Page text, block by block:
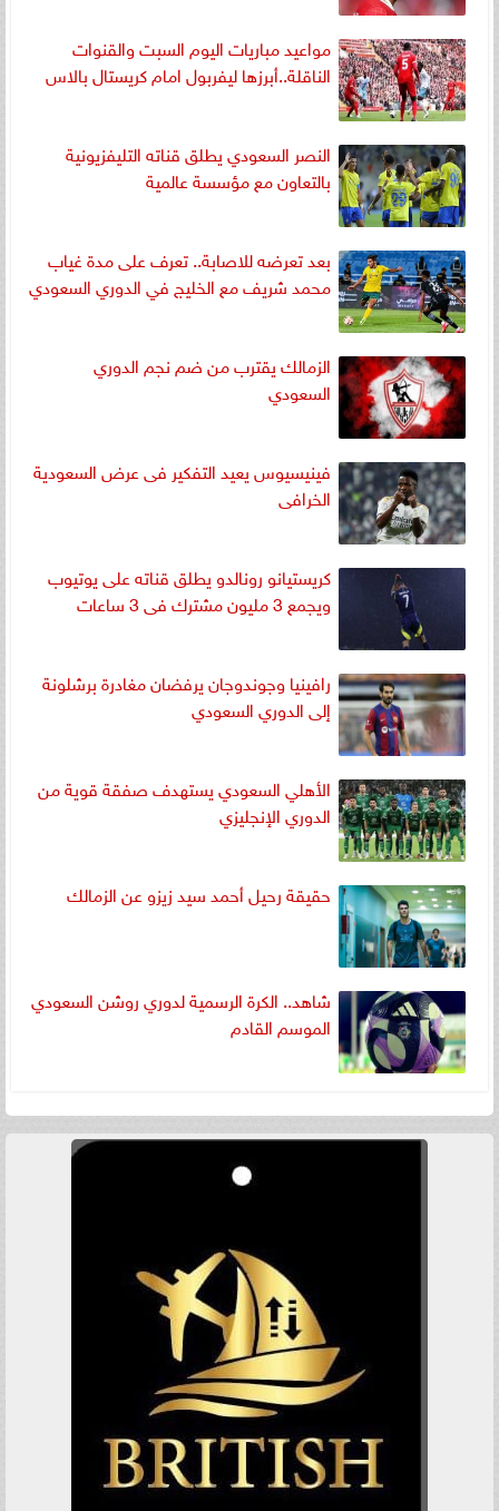
مواعيد مباريات اليوم السبت والقنوات
الناقلة..أبرزها ليفربول امام كريستال بالاس
النصر السعودي يطلق قناته التليفزيونية
بالتعاون مع مؤسسة عالمية
بعد تعرضه للاصابة.. تعرف على مدة غياب
محمد شريف مع الخليج في الدوري السعودي
الزمالك يقترب من ضم نجم الدوري
السعودي
فينيسيوس يعيد التفكير فى عرض السعودية
الخرافى
كريستيانو رونالدو يطلق قناته على يوتيوب
ويجمع 3 مليون مشترك فى 3 ساعات
رافينيا وجوندوجان يرفضان مغادرة برشلونة
إلى الدوري السعودي
الأهلي السعودي يستهدف صفقة قوية من
الدوري الإنجليزي
حقيقة رحيل أحمد سيد زيزو عن الزمالك
شاهد.. الكرة الرسمية لدوري روشن السعودي
الموسم القادم